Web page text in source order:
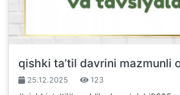
qishki ta’til davrini mazmunli
25.12.2025 123